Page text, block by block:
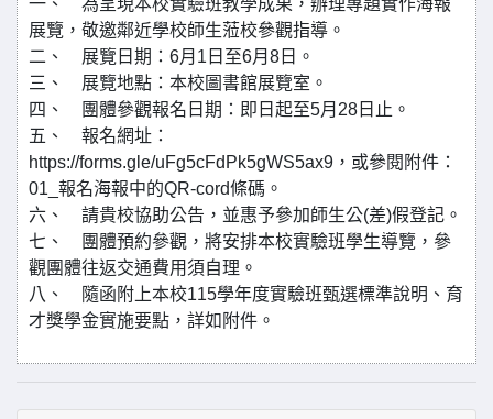
一、 為呈現本校實驗班教學成果，辦理專題實作海報
展覽，敬邀鄰近學校師生蒞校參觀指導。
二、 展覽日期：6月1日至6月8日。
三、 展覽地點：本校圖書館展覽室。
四、 團體參觀報名日期：即日起至5月28日止。
五、 報名網址：
https://forms.gle/uFg5cFdPk5gWS5ax9，或參閱附件：
01_報名海報中的QR-cord條碼。
六、 請貴校協助公告，並惠予參加師生公(差)假登記。
七、 團體預約參觀，將安排本校實驗班學生導覽，參
觀團體往返交通費用須自理。
八、 隨函附上本校115學年度實驗班甄選標準說明、育
才獎學金實施要點，詳如附件。